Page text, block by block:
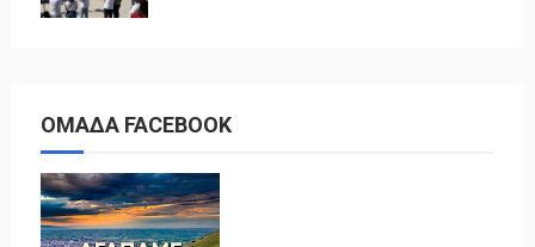
ΟΜΑΔΑ FACEBOOK